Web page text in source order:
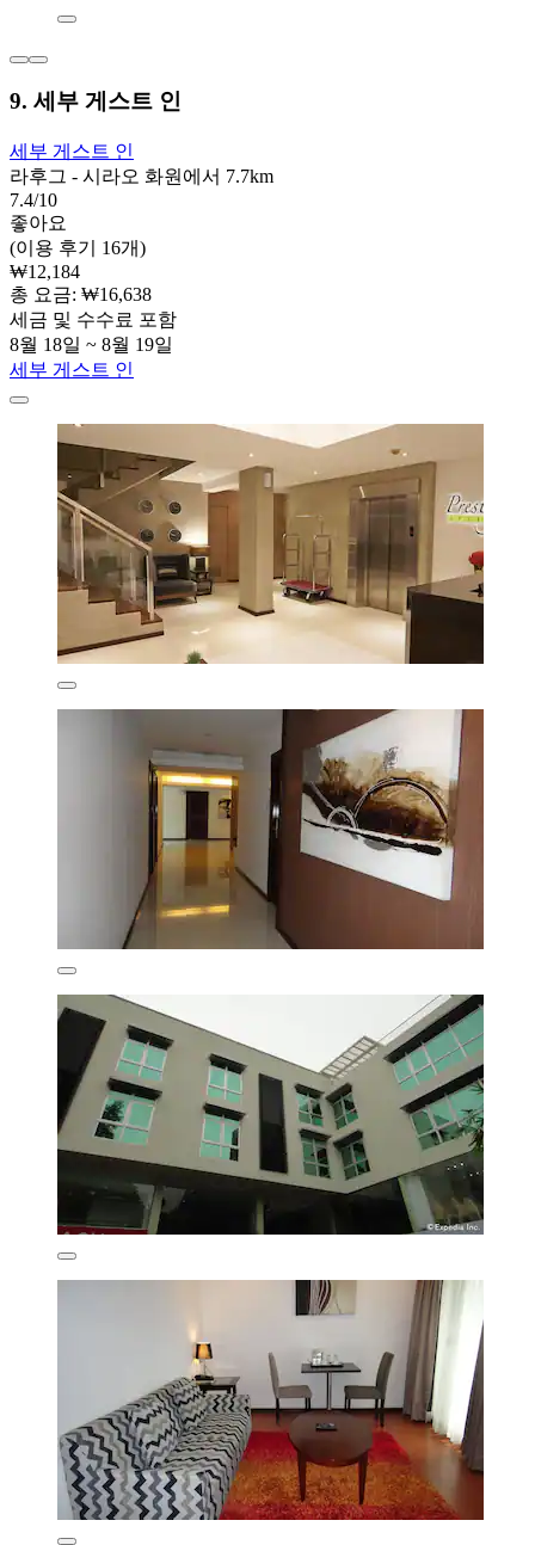
9. 세부 게스트 인
세부 게스트 인
라후그 - 시라오 화원에서 7.7km
7.4/10
좋아요
(이용 후기 16개)
₩12,184
총 요금: ₩16,638
세금 및 수수료 포함
8월 18일 ~ 8월 19일
세부 게스트 인